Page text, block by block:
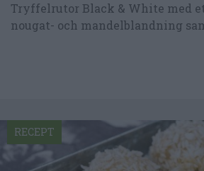
Tryffelrutor Black & White med
nougat- och mandelblandning
RECEPT